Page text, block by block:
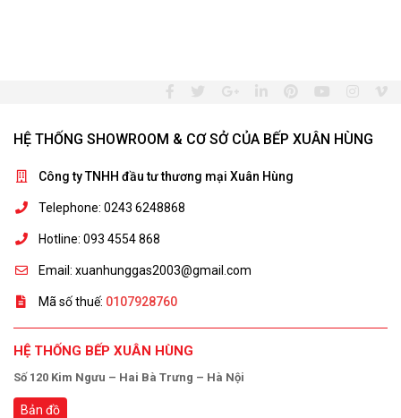
HỆ THỐNG SHOWROOM & CƠ SỞ CỦA BẾP XUÂN HÙNG
Công ty TNHH đầu tư thương mại Xuân Hùng
Telephone: 0243 6248868
Hotline: 093 4554 868
Email: xuanhunggas2003@gmail.com
Mã số thuế: 0107928760
HỆ THỐNG BẾP XUÂN HÙNG
Số 120 Kim Ngưu – Hai Bà Trưng – Hà Nội
Bản đồ